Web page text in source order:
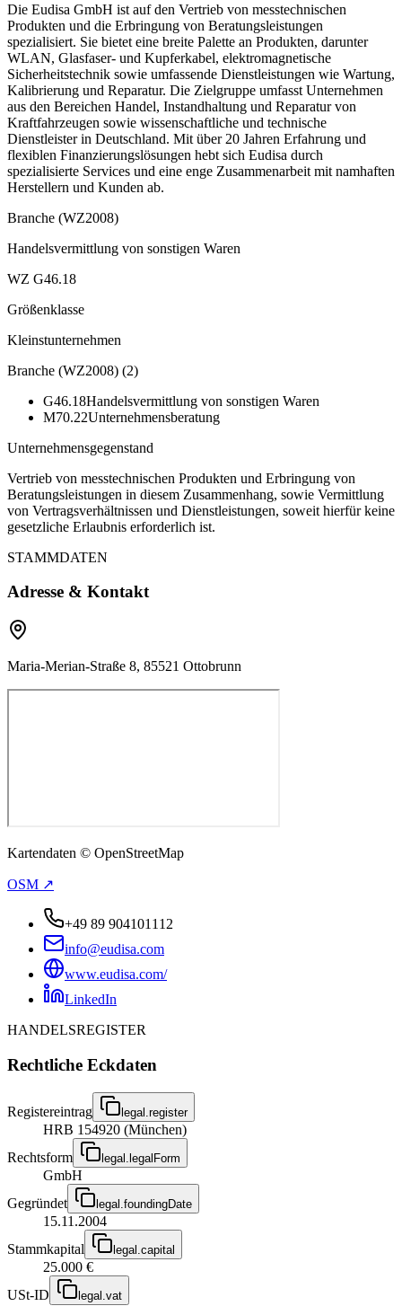
Die Eudisa GmbH ist auf den Vertrieb von messtechnischen
Produkten und die Erbringung von Beratungsleistungen
spezialisiert. Sie bietet eine breite Palette an Produkten, darunter
WLAN, Glasfaser- und Kupferkabel, elektromagnetische
Sicherheitstechnik sowie umfassende Dienstleistungen wie Wartung,
Kalibrierung und Reparatur. Die Zielgruppe umfasst Unternehmen
aus den Bereichen Handel, Instandhaltung und Reparatur von
Kraftfahrzeugen sowie wissenschaftliche und technische
Dienstleister in Deutschland. Mit über 20 Jahren Erfahrung und
flexiblen Finanzierungslösungen hebt sich Eudisa durch
spezialisierte Services und eine enge Zusammenarbeit mit namhaften
Herstellern und Kunden ab.
Branche (WZ2008)
Handelsvermittlung von sonstigen Waren
WZ G46.18
Größenklasse
Kleinstunternehmen
Branche (WZ2008) (2)
G46.18Handelsvermittlung von sonstigen Waren
M70.22Unternehmensberatung
Unternehmensgegenstand
Vertrieb von messtechnischen Produkten und Erbringung von
Beratungsleistungen in diesem Zusammenhang, sowie Vermittlung
von Vertragsverhältnissen und Dienstleistungen, soweit hierfür keine
gesetzliche Erlaubnis erforderlich ist.
STAMMDATEN
Adresse & Kontakt
Maria-Merian-Straße 8, 85521 Ottobrunn
Kartendaten © OpenStreetMap
OSM ↗
+49 89 904101112
info@eudisa.com
www.eudisa.com/
LinkedIn
HANDELSREGISTER
Rechtliche Eckdaten
Registereintrag legal.register
HRB 154920 (München)
Rechtsform
legal.legalForm
GmbH
Gegründet
legal.foundingDate
15.11.2004
Stammkapital
legal.capital
25.000 €
USt-ID
legal.vat